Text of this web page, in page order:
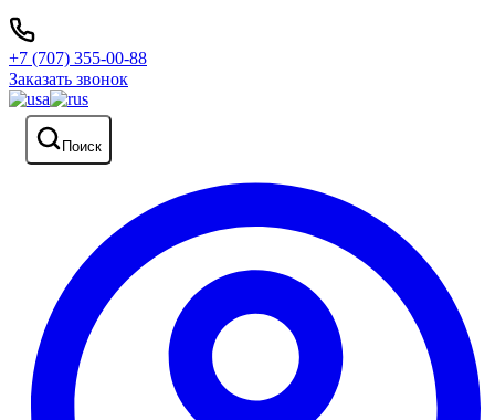
+7 (707) 355-00-88
Заказать звонок
Поиск